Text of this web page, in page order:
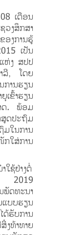
ເດືອນ
ວງ​ສຶກ​ສາ​
ອງ​ການ​ຮູ້​
ເປັນ
ຫ່ງ ສປປ
ລີ, ໂດຍ
ການຮຽນ
ເຂົ້າຮຽນ
ດ. ພ້ອມ​
ດ​ປະຖົມ​
ໃນ​ການ​
ໃສ່ການ​
ຊ້ຢ່າງຕໍ່
ປີ 2019
ດທະນາ
ບບຮຽນ
ຮັບການ
ງທ້າທາຍ